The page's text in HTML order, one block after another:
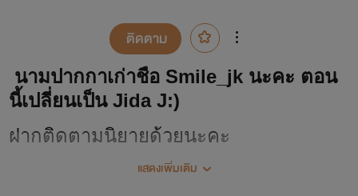
ติดตาม
นามปากกาเก่าชื่อ Smile_jk นะคะ ตอน
นี้เปลี่ยนเป็น Jida J:)
ฝากติดตามนิยายด้วยนะคะ
หวังว่าจะถูกใจกันบ้าง เนื่องจากไม่ได้แต่ง
แสดงเพิ่มเติม